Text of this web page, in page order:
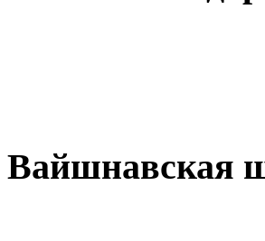
Вайшнавская